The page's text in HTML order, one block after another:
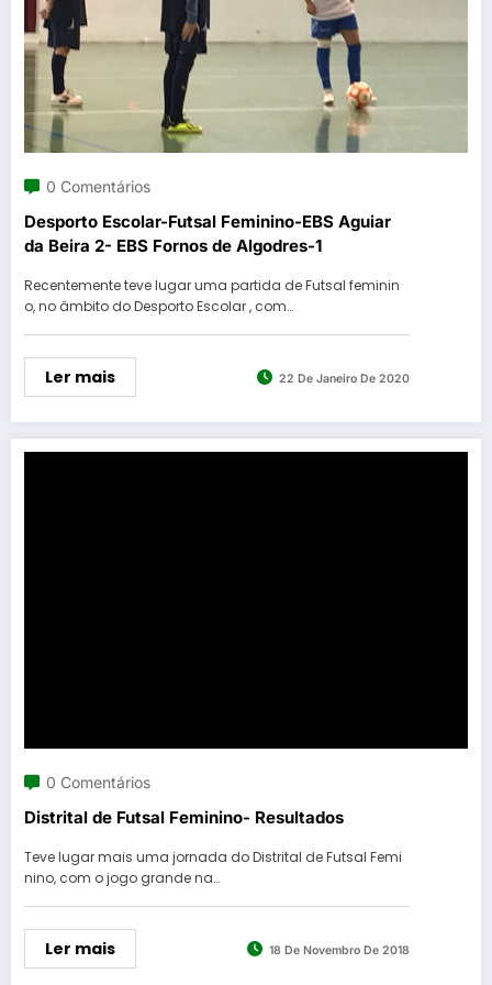
0 Comentários
Desporto Escolar-Futsal Feminino-EBS Aguiar
da Beira 2- EBS Fornos de Algodres-1
Recentemente teve lugar uma partida de Futsal feminin
o, no âmbito do Desporto Escolar , com…
Ler mais 22 De Janeiro De 2020
0 Comentários
Distrital de Futsal Feminino- Resultados
Teve lugar mais uma jornada do Distrital de Futsal Femi
nino, com o jogo grande na…
Ler mais 18 De Novembro De 2018